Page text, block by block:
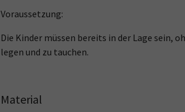
Voraussetzung:
Die Kinder müssen bereits in der Lage sein,
legen und zu tauchen.
Material